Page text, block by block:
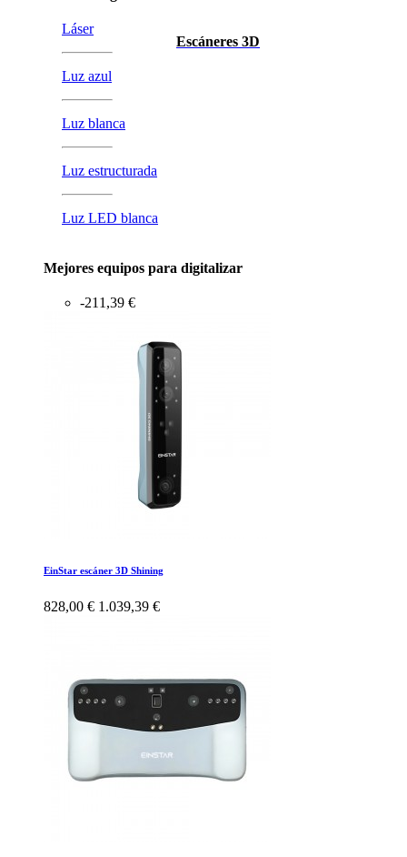
Láser
Luz azul
Luz blanca
Luz estructurada
Luz LED blanca
Escáneres 3D
Mejores equipos para digitalizar
-211,39 €
EinStar escáner 3D Shining
828,00 € 1.039,39 €